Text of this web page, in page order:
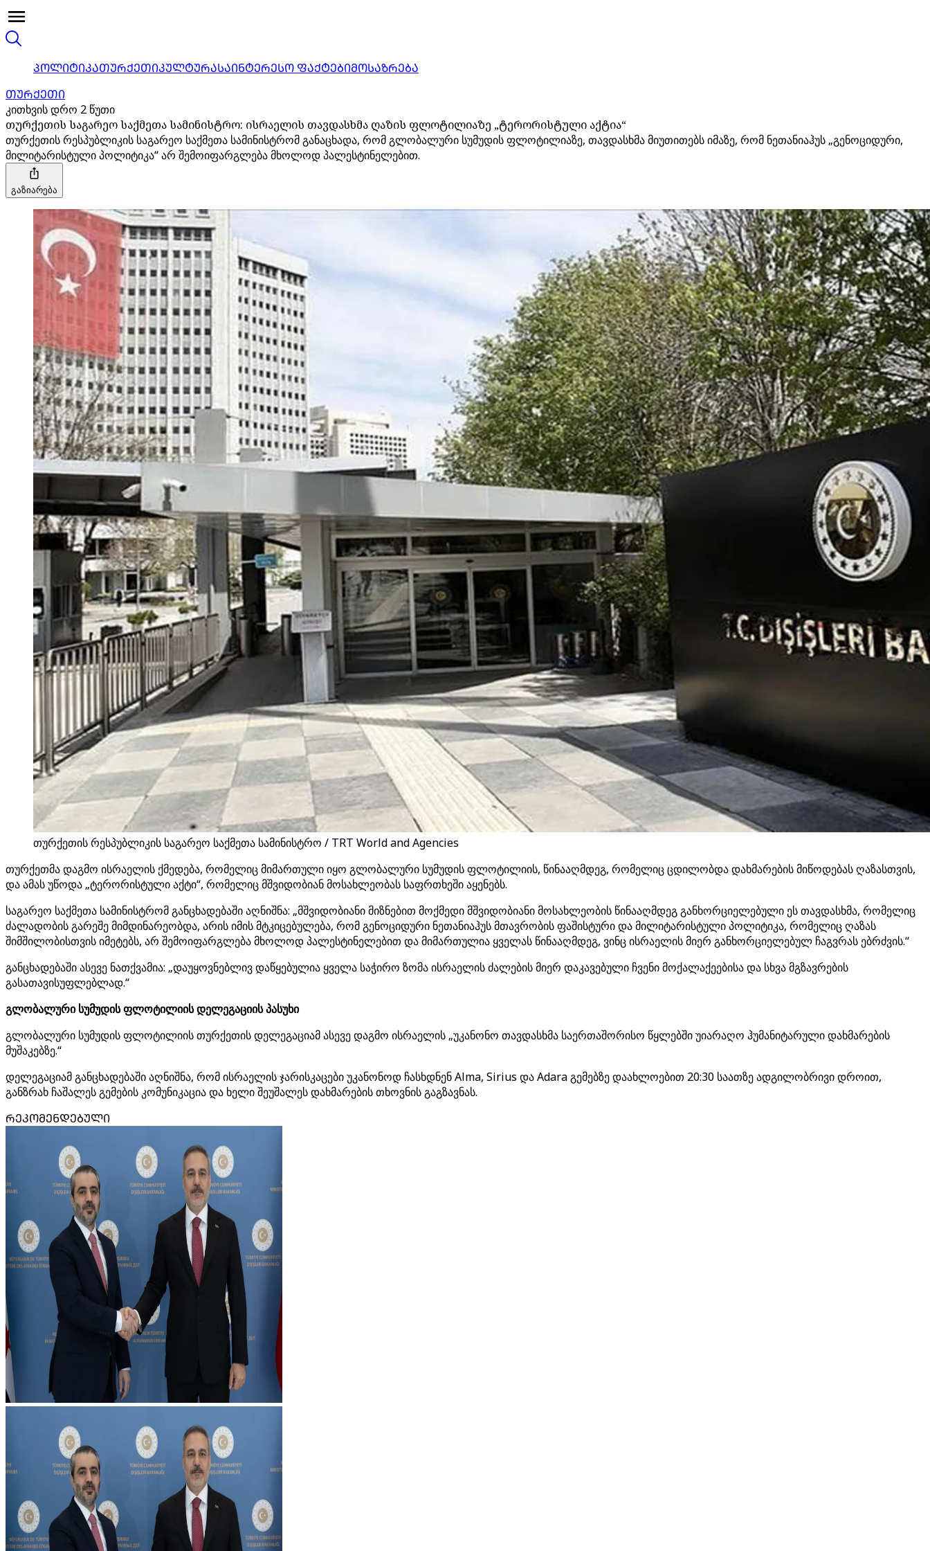
ᲞᲝᲚᲘᲢᲘᲙᲐᲗᲣᲠᲥᲔᲗᲘᲙᲣᲚᲢᲣᲠᲐᲡᲐᲘᲜᲢᲔᲠᲔᲡᲝ ᲤᲐᲥᲢᲔᲑᲘᲛᲝᲡᲐᲖᲠᲔᲑᲐ
ᲗᲣᲠᲥᲔᲗᲘ
კითხვის დრო 2 წუთი
თურქეთის საგარეო საქმეთა სამინისტრო: ისრაელის თავდასხმა ღაზის ფლოტილიაზე „ტერორისტული აქტია“
თურქეთის რესპუბლიკის საგარეო საქმეთა სამინისტრომ განაცხადა, რომ გლობალური სუმუდის ფლოტილიაზე, თავდასხმა მიუთითებს იმაზე, რომ ნეთანიაჰუს „გენოციდური,
მილიტარისტული პოლიტიკა“ არ შემოიფარგლება მხოლოდ პალესტინელებით.
გაზიარება
თურქეთის რესპუბლიკის საგარეო საქმეთა სამინისტრო / TRT World and Agencies
თურქეთმა დაგმო ისრაელის ქმედება, რომელიც მიმართული იყო გლობალური სუმუდის ფლოტილიის, წინააღმდეგ, რომელიც ცდილობდა დახმარების მიწოდებას ღაზასთვის,
და ამას უწოდა „ტერორისტული აქტი“, რომელიც მშვიდობიან მოსახლეობას საფრთხეში აყენებს.
საგარეო საქმეთა სამინისტრომ განცხადებაში აღნიშნა: „მშვიდობიანი მიზნებით მოქმედი მშვიდობიანი მოსახლეობის წინააღმდეგ განხორციელებული ეს თავდასხმა, რომელიც
ძალადობის გარეშე მიმდინარეობდა, არის იმის მტკიცებულება, რომ გენოციდური ნეთანიაჰუს მთავრობის ფაშისტური და მილიტარისტული პოლიტიკა, რომელიც ღაზას
შიმშილობისთვის იმეტებს, არ შემოიფარგლება მხოლოდ პალესტინელებით და მიმართულია ყველას წინააღმდეგ, ვინც ისრაელის მიერ განხორციელებულ ჩაგვრას ებრძვის.“
განცხადებაში ასევე ნათქვამია: „დაუყოვნებლივ დაწყებულია ყველა საჭირო ზომა ისრაელის ძალების მიერ დაკავებული ჩვენი მოქალაქეებისა და სხვა მგზავრების
გასათავისუფლებლად.“
გლობალური სუმუდის ფლოტილიის დელეგაციის პასუხი
გლობალური სუმუდის ფლოტილიის თურქეთის დელეგაციამ ასევე დაგმო ისრაელის „უკანონო თავდასხმა საერთაშორისო წყლებში უიარაღო ჰუმანიტარული დახმარების
მუშაკებზე.“
დელეგაციამ განცხადებაში აღნიშნა, რომ ისრაელის ჯარისკაცები უკანონოდ ჩასხდნენ Alma, Sirius და Adara გემებზე დაახლოებით 20:30 საათზე ადგილობრივი დროით,
განზრახ ჩაშალეს გემების კომუნიკაცია და ხელი შეუშალეს დახმარების თხოვნის გაგზავნას.
ᲠᲔᲙᲝᲛᲔᲜᲓᲔᲑᲣᲚᲘ